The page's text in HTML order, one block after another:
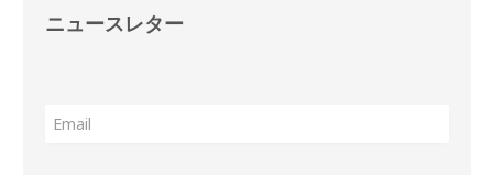
ニュースレター